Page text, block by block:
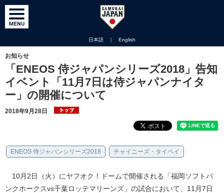
日本語 ｜ English
お知らせ
「ENEOS 侍ジャパンシリーズ2018」告知
イベント「11月7日は侍ジャパンナイタ
ー」の開催について
2018年9月28日
ENEOS 侍ジャパンシリーズ2018 チャイニーズ・タイペイ
10月2日（火）にヤフオク！ドームで開催される「福岡ソフトバ
ンクホークスvs千葉ロッテマリーンズ」の試合において、11月7日